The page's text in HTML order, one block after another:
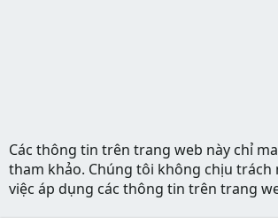
Các thông tin trên trang web này chỉ
tham khảo. Chúng tôi không chịu trách
việc áp dụng các thông tin trên trang